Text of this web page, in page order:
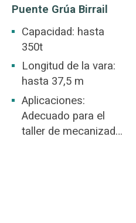
Puente Grúa Birrail
Capacidad: hasta
350t
Longitud de la vara:
hasta 37,5 m
Aplicaciones:
Adecuado para el
taller de mecanizado,